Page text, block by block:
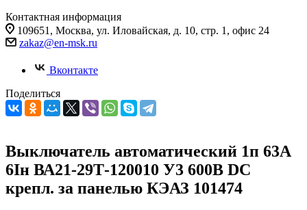
Контактная информация
109651, Москва, ул. Иловайская, д. 10, стр. 1, офис 24
zakaz@en-msk.ru
Вконтакте
Поделиться
Выключатель автоматический 1п 63А
6Iн ВА21-29Т-120010 У3 600В DC
крепл. за панелью КЭАЗ 101474